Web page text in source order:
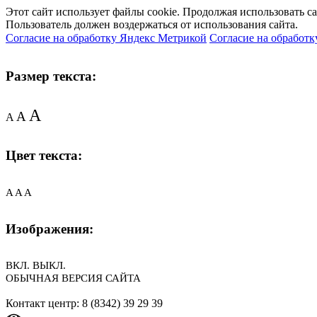
Этот сайт использует файлы cookie. Продолжая использовать
Пользователь должен воздержаться от использования сайта.
Согласие на обработку Яндекс Метрикой Согласие на
Размер текста:
AAA
Цвет текста:
A A A
Изображения:
ВКЛ. ВЫКЛ.
ОБЫЧНАЯ ВЕРСИЯ САЙТА
Контакт центр: 8 (8342) 39 29 39